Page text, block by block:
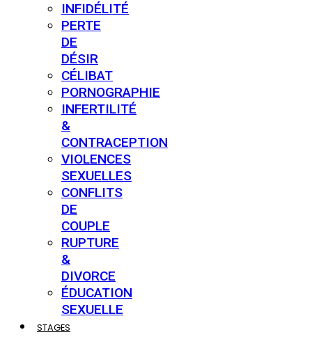
INFIDÉLITÉ
PERTE
DE
DÉSIR
CÉLIBAT
PORNOGRAPHIE
INFERTILITÉ
&
CONTRACEPTION
VIOLENCES
SEXUELLES
CONFLITS
DE
COUPLE
RUPTURE
&
DIVORCE
ÉDUCATION
SEXUELLE
STAGES